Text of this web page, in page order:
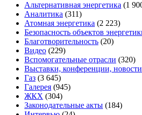
Альтернативная энергетика (1
Аналитика (311)
Атомная энергетика (2 223)
Безопасность объектов
Благотворительность (20)
Видео (229)
Вспомогательные отрасли (320)
Выставки, конференции, новости
Газ (3 645)
Галерея (945)
ЖКХ (304)
Законодательные акты (184)